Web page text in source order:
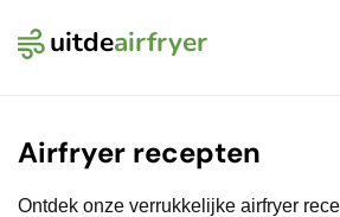
uitdeairfryerLogo Uit de
Airfryer recepten
Ontdek onze verrukkelijke airfryer